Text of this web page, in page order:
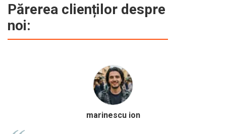
Părerea clienților despre
noi:
Calinescu Matei